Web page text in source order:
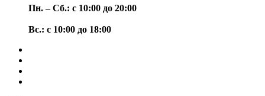
Пн. – Сб.: с 10:00 до 20:00
Вс.: с 10:00 до 18:00